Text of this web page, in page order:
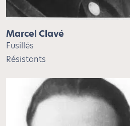
Marcel Clavé
Fusillés
Résistants